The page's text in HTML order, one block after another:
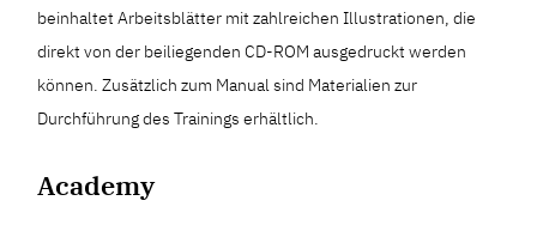
beinhaltet Arbeitsblätter mit zahlreichen Illustrationen, die
direkt von der beiliegenden CD-ROM ausgedruckt werden
können. Zusätzlich zum Manual sind Materialien zur
Durchführung des Trainings erhältlich.
Academy